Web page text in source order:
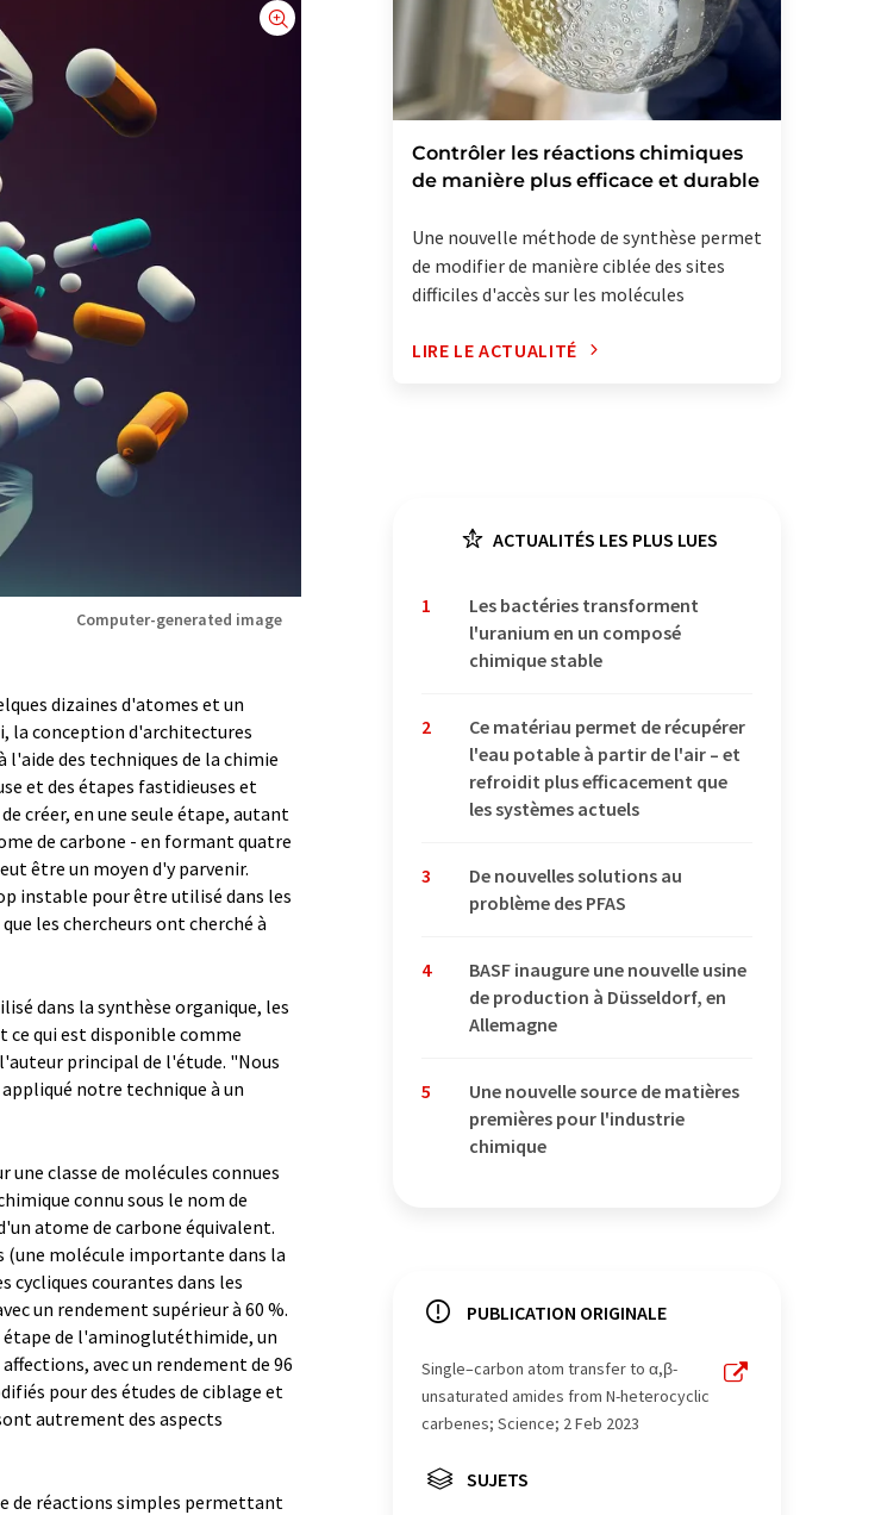
Computer-generated image
dizaines d'atomes et un
la conception d'architectures
des techniques de la chimie
et des étapes fastidieuses et
créer, en une seule étape, autant
de carbone - en formant quatre
être un moyen d'y parvenir.
instable pour être utilisé dans les
les chercheurs ont cherché à
dans la synthèse organique, les
qui est disponible comme
principal de l'étude. "Nous
notre technique à un
une classe de molécules connues
connu sous le nom de
atome de carbone équivalent.
(une molécule importante dans la
cycliques courantes dans les
un rendement supérieur à 60 %.
de l'aminoglutéthimide, un
avec un rendement de 96
pour des études de ciblage et
autrement des aspects
de réactions simples permettant
Contrôler les réactions chimiques
de manière plus efficace et durable
Une nouvelle méthode de synthèse permet
de modifier de manière ciblée des sites
difficiles d'accès sur les molécules
LIRE LE ACTUALITÉ
ACTUALITÉS LES PLUS LUES
1
Les bactéries transforment
l'uranium en un composé
chimique stable
2
Ce matériau permet de récupérer
l'eau potable à partir de l'air – et
refroidit plus efficacement que
les systèmes actuels
3
De nouvelles solutions au
problème des PFAS
4
BASF inaugure une nouvelle usine
de production à Düsseldorf, en
Allemagne
5
Une nouvelle source de matières
premières pour l'industrie
chimique
PUBLICATION ORIGINALE
Single–carbon atom transfer to α,β-
unsaturated amides from N-heterocyclic
carbenes; Science; 2 Feb 2023
SUJETS